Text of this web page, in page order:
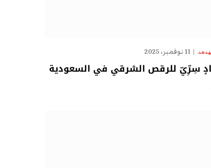
11 نوفمبر، 2025
سِرِّيّ للرقص الشرقي في السعودية